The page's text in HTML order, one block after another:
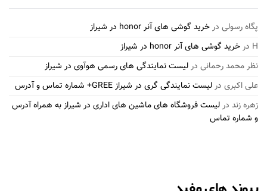
پگاه رسولی درخرید گوشی های آنر honor در شیراز
H درخرید گوشی های آنر honor در شیراز
نظر محمد رحمانی درلیست نمایندگی های رسمی هوآوی در شیراز
علی اکبری درلیست نمایندگی گری در شیراز GREE+ شماره تماس و آدرس
زهره زند درلیست فروشگاه های ماشین های اداری در شیراز به همراه آدرس
و شماره تماس